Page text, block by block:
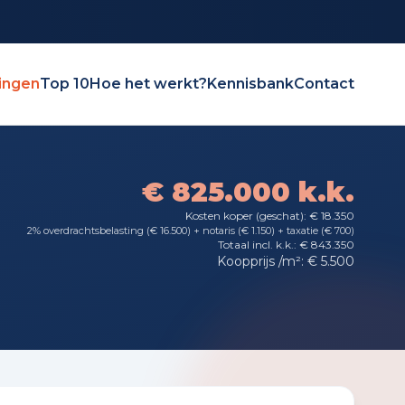
Top 10Hoe het werkt?KennisbankContact
€ 825.000 k.k.
Kosten koper (geschat): € 18.350
2% overdrachtsbelasting (€ 16.500) + notaris (€ 1.150) + taxatie (€ 700)
Totaal incl. k.k.: € 843.350
Koopprijs /m²: € 5.500